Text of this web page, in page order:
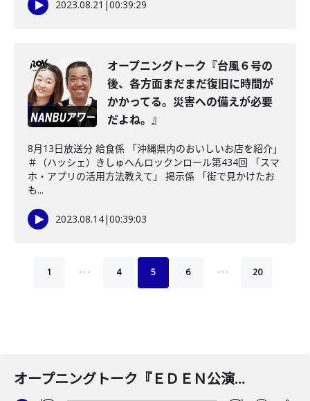
2023.08.21 |00:39:29
オープニングトーク『台風６号の
後、各方面まだまだ復旧に時間が
かかってる。災害への備えが必要
だよね。』
8月13日放送分 給食係 「沖縄県内のおいしいお店を紹介」
＃（ハッシェ）きしゅへんロックンロール第434回 「スマ
ホ・アプリの活用方法教えて」 掲示係 「街で見かけたお
も...
2023.08.14|00:39:03
1 … 4 5 6 … 20
オープニングトーク『ＥＤＥＮ公演無事終了しました！』